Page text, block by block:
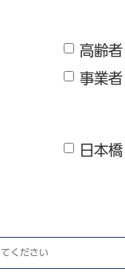
高齢者
事業者
日本橋